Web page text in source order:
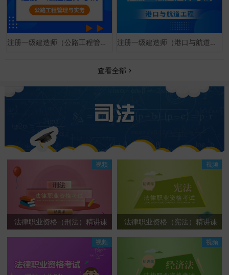
注册一级建造师（公路工程管理与实务）精讲课 注册一级建造师（港口与航道工程）系统复习课
查看全部
法律职业资格（刑法）精讲课
视频
法律职业资格（宪法）精讲课
视频
视频 视频